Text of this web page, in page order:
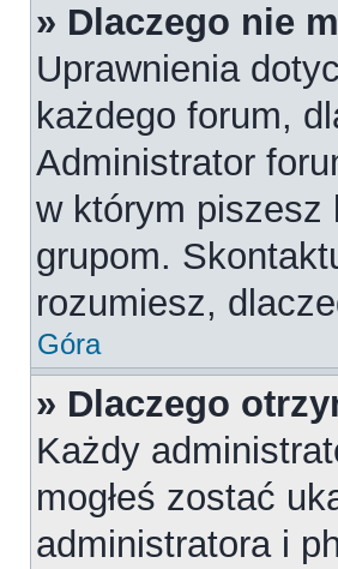
» Dlaczego nie
Uprawnienia
każdego forum,
Administrator
w którym piszesz
grupom.
rozumiesz,
Góra
» Dlaczego
Każdy
mogłeś zostać
administratora i